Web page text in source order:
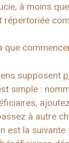
à moins
répertoriée
que
supposent
simple :
à autre
est la